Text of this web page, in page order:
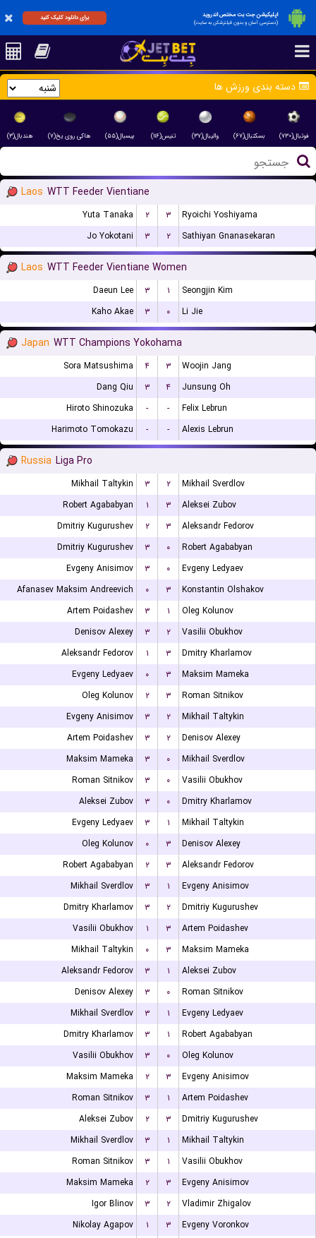
اپلیکیشن جت بت مختص اندروید
(دسترسی آسان و بدون فیلترشکن به سایت)
برای دانلود کلیک کنید
دسته بندی ورزش ها
فوتبال(۷۳۰) بسکتبال(۶۷) والیبال(۳۷) تنیس(۱۱۶) بیسبال(۵۵) هاکی روی یخ(۷) هندبال(۳)
Laos WTT Feeder Vientiane
Yuta Tanaka ۲ ۳
Ryoichi Yoshiyama
Jo Yokotani
۳ ۲ Sathiyan Gnanasekaran
Laos WTT Feeder Vientiane Women
Daeun Lee ۳ ۱
Seongjin Kim
Kaho Akae
۳ ۰ Li Jie
Japan WTT Champions Yokohama
Sora Matsushima ۴ ۳
Woojin Jang
Dang Qiu
۳ ۴
Junsung Oh
Hiroto Shinozuka
- -
Felix Lebrun
Harimoto Tomokazu
- - Alexis Lebrun
Russia Liga Pro
Mikhail Taltykin ۳ ۲
Mikhail Sverdlov
Robert Agababyan
۱ ۳
Aleksei Zubov
Dmitriy Kugurushev
۲ ۳
Aleksandr Fedorov
Dmitriy Kugurushev
۳ ۰
Robert Agababyan
Evgeny Anisimov
۳ ۰
Evgeny Ledyaev
Afanasev Maksim Andreevich
۰ ۳
Konstantin Olshakov
Artem Poidashev
۳ ۱
Oleg Kolunov
Denisov Alexey
۳ ۲
Vasilii Obukhov
Aleksandr Fedorov
۱ ۳
Dmitry Kharlamov
Evgeny Ledyaev
۰ ۳
Maksim Mameka
Oleg Kolunov
۲ ۳
Roman Sitnikov
Evgeny Anisimov
۳ ۲
Mikhail Taltykin
Artem Poidashev
۳ ۲
Denisov Alexey
Maksim Mameka
۳ ۰
Mikhail Sverdlov
Roman Sitnikov
۳ ۰
Vasilii Obukhov
Aleksei Zubov
۳ ۰
Dmitry Kharlamov
Evgeny Ledyaev
۳ ۱
Mikhail Taltykin
Oleg Kolunov
۰ ۳
Denisov Alexey
Robert Agababyan
۲ ۳
Aleksandr Fedorov
Mikhail Sverdlov
۳ ۱
Evgeny Anisimov
Dmitry Kharlamov
۳ ۲
Dmitriy Kugurushev
Vasilii Obukhov
۱ ۳
Artem Poidashev
Mikhail Taltykin
۰ ۳
Maksim Mameka
Aleksandr Fedorov
۳ ۱
Aleksei Zubov
Denisov Alexey
۳ ۰
Roman Sitnikov
Mikhail Sverdlov
۳ ۱
Evgeny Ledyaev
Dmitry Kharlamov
۳ ۱
Robert Agababyan
Vasilii Obukhov
۳ ۰
Oleg Kolunov
Maksim Mameka
۲ ۳
Evgeny Anisimov
Roman Sitnikov
۳ ۱
Artem Poidashev
Aleksei Zubov
۲ ۳
Dmitriy Kugurushev
Mikhail Sverdlov
۳ ۱
Mikhail Taltykin
Roman Sitnikov
۳ ۱
Vasilii Obukhov
Maksim Mameka
۲ ۳
Evgeny Anisimov
Igor Blinov
۳ ۲
Vladimir Zhigalov
Nikolay Agapov
۱ ۳
Evgeny Voronkov